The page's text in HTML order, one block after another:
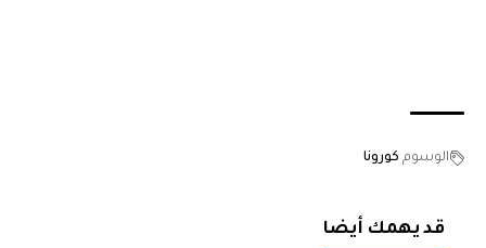
الوسوم كورونا
قد يهمك أيضا